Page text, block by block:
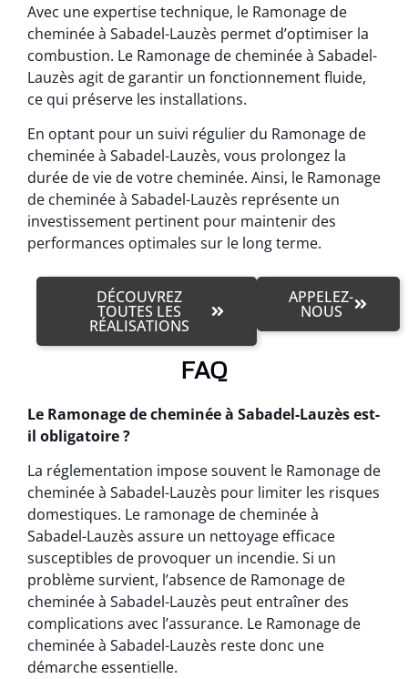
Avec une expertise technique, le Ramonage de
cheminée à Sabadel-Lauzès permet d’optimiser la
combustion. Le Ramonage de cheminée à Sabadel-
Lauzès agit de garantir un fonctionnement fluide,
ce qui préserve les installations.
En optant pour un suivi régulier du Ramonage de
cheminée à Sabadel-Lauzès, vous prolongez la
durée de vie de votre cheminée. Ainsi, le Ramonage
de cheminée à Sabadel-Lauzès représente un
investissement pertinent pour maintenir des
performances optimales sur le long terme.
DÉCOUVREZ
TOUTES LES
RÉALISATIONS
APPELEZ-
NOUS
FAQ
Le Ramonage de cheminée à Sabadel-Lauzès est-
il obligatoire ?
La réglementation impose souvent le Ramonage de
cheminée à Sabadel-Lauzès pour limiter les risques
domestiques. Le ramonage de cheminée à
Sabadel-Lauzès assure un nettoyage efficace
susceptibles de provoquer un incendie. Si un
problème survient, l’absence de Ramonage de
cheminée à Sabadel-Lauzès peut entraîner des
complications avec l’assurance. Le Ramonage de
cheminée à Sabadel-Lauzès reste donc une
démarche essentielle.